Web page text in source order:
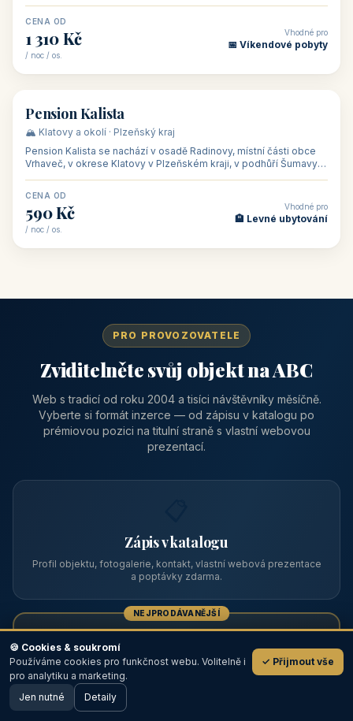
CENA OD
1 310 Kč
/ noc / os.
Vhodné pro
📅 Víkendové pobyty
🏡 penzion
Pension Kalista
🏔️ Klatovy a okolí · Plzeňský kraj
Pension Kalista se nachází v osadě Radinovy, místní části obce
Vrhaveč, v okrese Klatovy v Plzeňském kraji, v podhůří Šumavy
CENA OD
590 Kč
/ noc / os.
Vhodné pro
🏨 Levné ubytování
PRO PROVOZOVATELE
Zviditelněte svůj objekt na ABC
Web s tradicí od roku 2004 a tisíci návštěvníky měsíčně.
Vyberte si formát inzerce — od zápisu v katalogu po
prémiovou pozici na titulní straně s vlastní webovou
prezentací.
Zápis v katalogu
Profil objektu, fotogalerie, kontakt, vlastní webová prezentace
a poptávky zdarma.
NEJPRODÁVANĚJŠÍ
Prémiový partner
TOP pozice na titulce, přednost ve výpisech, zlatý odznak a
💬
🖥️ Desktop verze
🍪 Cookies & soukromí
Používáme cookies pro funkčnost webu. Volitelně i
pro analytiku a marketing.
✓ Přijmout vše
Jen nutné Detaily